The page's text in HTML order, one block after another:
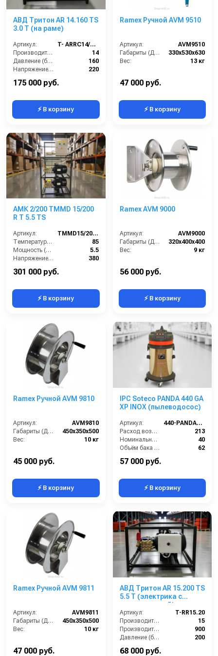
АВД Тритон AR 14.160 TS
3.0 Т (на раме)
Артикул:
T- ARRC14/160
Производительность (л/мин):
14
Давление (бар):
160
Напряжение (В):
220
175 000 руб.
⚡ В корзину
Ramex Ручной AVM 9510
Артикул:
AVM9510
Габариты (ДхШхВ):
330x530x630
Вес:
13 кг
47 000 руб.
⚡ В корзину
АМК 2/200 TMMD 15/200
R T 5.5 TS
Артикул:
TMMD15/200RT5.5TS
Температура (°C):
85
Мощность (Вт):
5.5
Напряжение (В):
380
301 000 руб.
⚡ В корзину
Ramex AVM 9000
Артикул:
AVM9000
Габариты (ДхШхВ):
320x400x400
Вес:
9 кг
56 000 руб.
⚡ В корзину
Ramex Ручной AVM 9810
Артикул:
AVM9810
Габариты (ДхШхВ):
450x350x500
Вес:
10 кг
45 000 руб.
⚡ В корзину
IPC Soteco PANDA 440 GA
XP INOX (пылеводосос)
Артикул:
440-PANDA-GA-XP
Расход воздуха (л/сек):
213
Номинальный диаметр принадлежностей (мм):
40
Объём бака (л):
62
Рабочая ширина основной насадки (мм):
57 000 руб.
⚡ В корзину
Ramex Ручной AVM 9811
Артикул:
AVM9811
Габариты (ДхШхВ):
450x350x500
Вес:
10 кг
47 000 руб.
АВД Тритон AR 15.200 TS
5.5 Т (электрика с
теплозащитой)
Артикул:
T-RR15.20
Производительность (л/мин):
15
Производительность (л/ч):
900
Давление (бар):
200
68 000 руб.